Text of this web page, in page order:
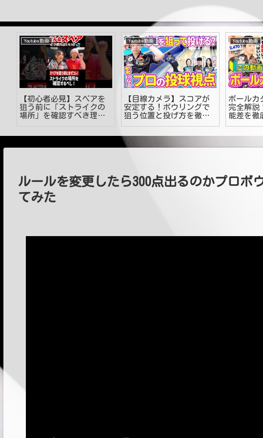
Youtube動画
【初心者必見】スペアを
狙う前に「ストライクの
場所」を確認すべき理由
Youtube動画
【目線カメラ】スコアが
安定する！ボウリングで
狙う位置と投げ方を徹底
Youtube動画
ボールカ
完全解説
能差を徹
ルールを変更したら300点出るのかプロボ
てみた